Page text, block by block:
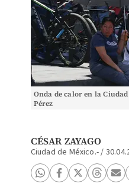
Onda de calor en la
Pérez
CÉSAR ZAYAGO
Ciudad de México.-/